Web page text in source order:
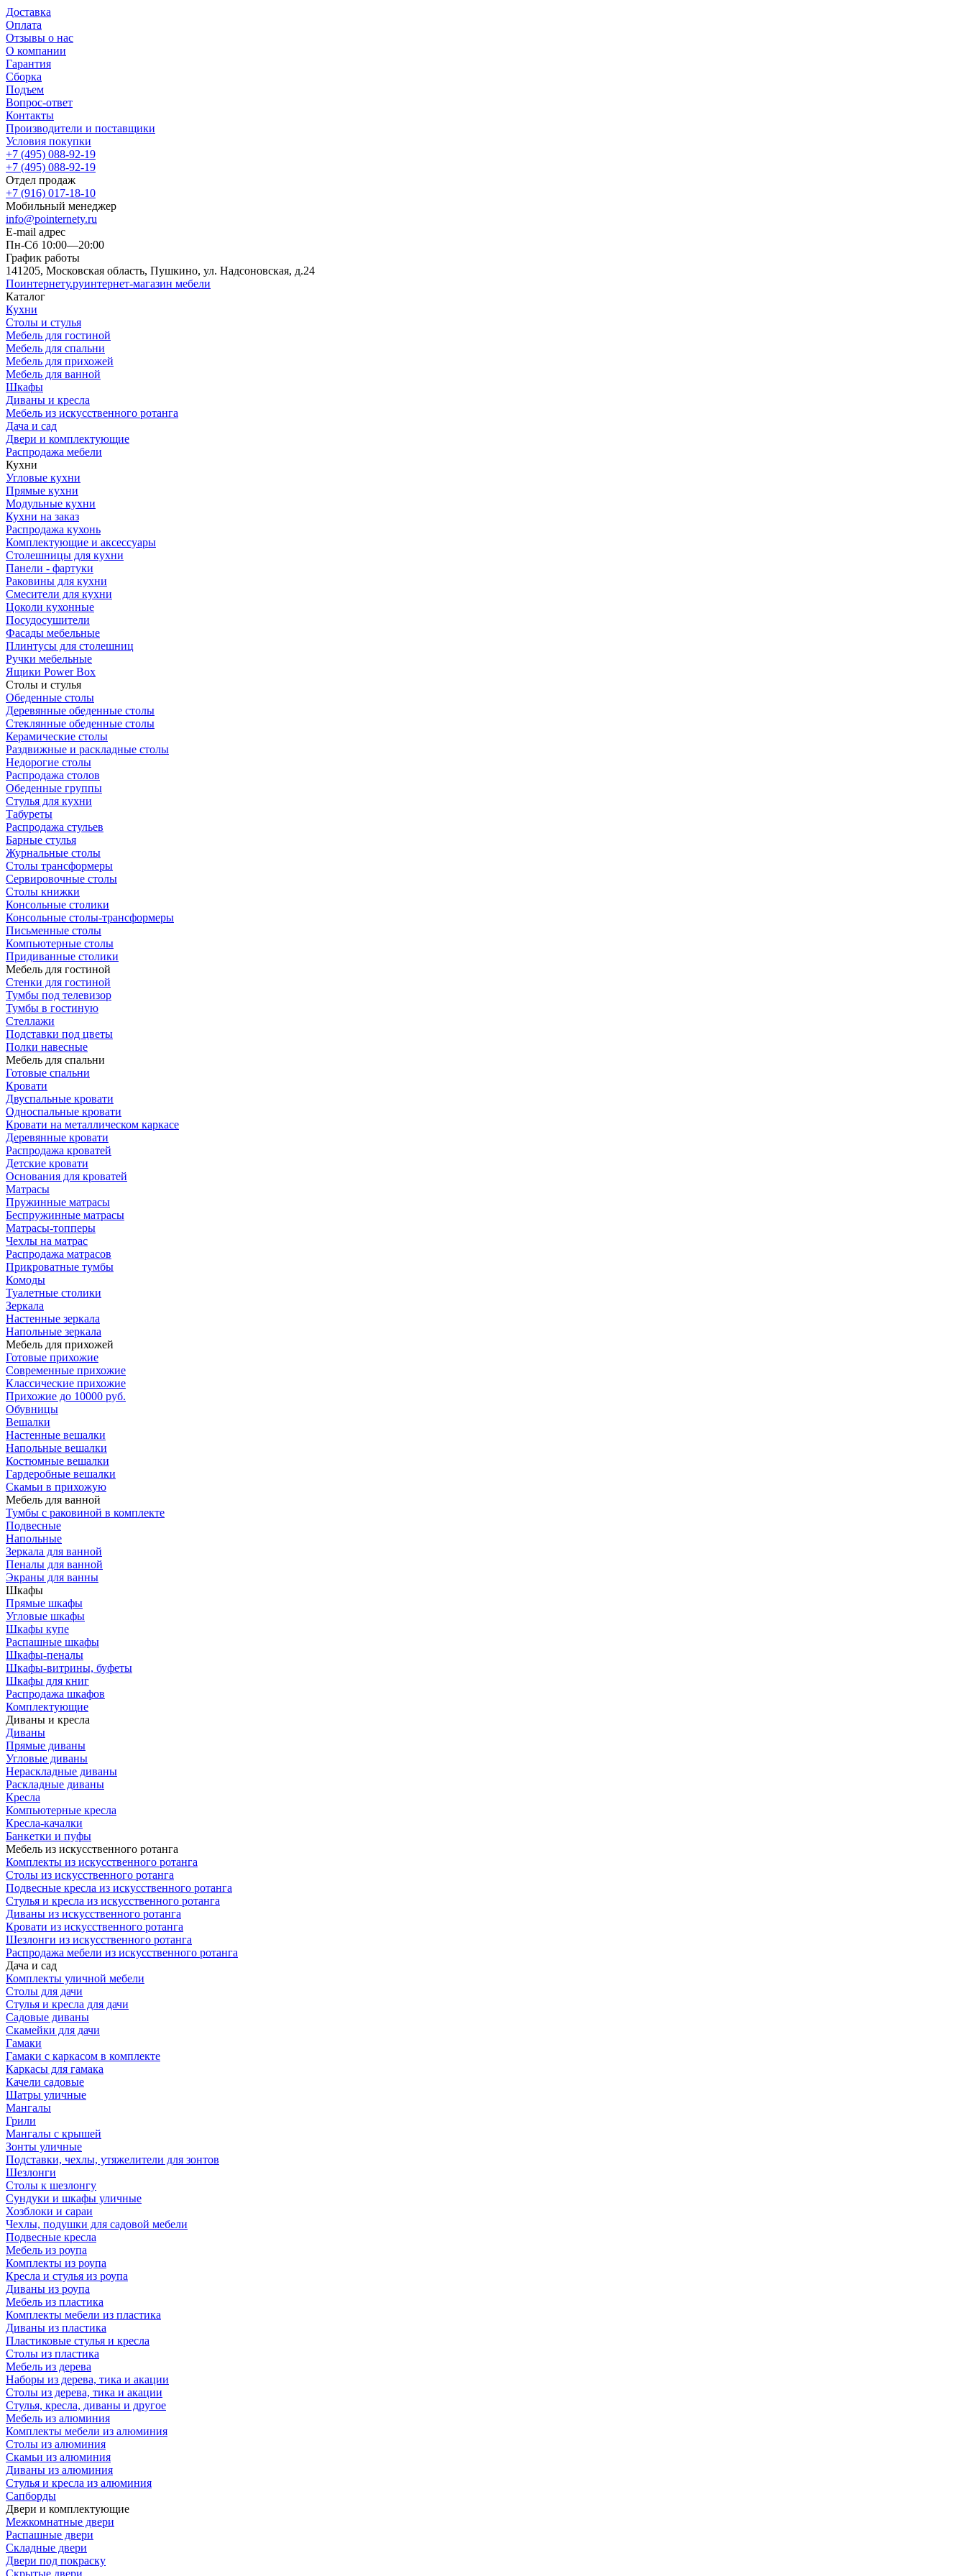
Доставка
Оплата
Отзывы о нас
О компании
Гарантия
Сборка
Подъем
Вопрос-ответ
Контакты
Производители и поставщики
Условия покупки
+7 (495) 088-92-19
+7 (495) 088-92-19
Отдел продаж
+7 (916) 017-18-10
Мобильный менеджер
info@pointernety.ru
E-mail адрес
Пн-Сб 10:00—20:00
График работы
141205, Московская область, Пушкино, ул. Надсоновская, д.24
Поинтернету.руинтернет-магазин мебели
Каталог
Кухни
Столы и стулья
Мебель для гостиной
Мебель для спальни
Мебель для прихожей
Мебель для ванной
Шкафы
Диваны и кресла
Мебель из искусственного ротанга
Дача и сад
Двери и комплектующие
Распродажа мебели
Кухни
Угловые кухни
Прямые кухни
Модульные кухни
Кухни на заказ
Распродажа кухонь
Комплектующие и аксессуары
Столешницы для кухни
Панели - фартуки
Раковины для кухни
Смесители для кухни
Цоколи кухонные
Посудосушители
Фасады мебельные
Плинтусы для столешниц
Ручки мебельные
Ящики Power Box
Столы и стулья
Обеденные столы
Деревянные обеденные столы
Стеклянные обеденные столы
Керамические столы
Раздвижные и раскладные столы
Недорогие столы
Распродажа столов
Обеденные группы
Стулья для кухни
Табуреты
Распродажа стульев
Барные стулья
Журнальные столы
Столы трансформеры
Сервировочные столы
Столы книжки
Консольные столики
Консольные столы-трансформеры
Письменные столы
Компьютерные столы
Придиванные столики
Мебель для гостиной
Стенки для гостиной
Тумбы под телевизор
Тумбы в гостиную
Стеллажи
Подставки под цветы
Полки навесные
Мебель для спальни
Готовые спальни
Кровати
Двуспальные кровати
Односпальные кровати
Кровати на металлическом каркасе
Деревянные кровати
Распродажа кроватей
Детские кровати
Основания для кроватей
Матрасы
Пружинные матрасы
Беспружинные матрасы
Матрасы-топперы
Чехлы на матрас
Распродажа матрасов
Прикроватные тумбы
Комоды
Туалетные столики
Зеркала
Настенные зеркала
Напольные зеркала
Мебель для прихожей
Готовые прихожие
Современные прихожие
Классические прихожие
Прихожие до 10000 руб.
Обувницы
Вешалки
Настенные вешалки
Напольные вешалки
Костюмные вешалки
Гардеробные вешалки
Скамьи в прихожую
Мебель для ванной
Тумбы c раковиной в комплекте
Подвесные
Напольные
Зеркала для ванной
Пеналы для ванной
Экраны для ванны
Шкафы
Прямые шкафы
Угловые шкафы
Шкафы купе
Распашные шкафы
Шкафы-пеналы
Шкафы-витрины, буфеты
Шкафы для книг
Распродажа шкафов
Комплектующие
Диваны и кресла
Диваны
Прямые диваны
Угловые диваны
Нераскладные диваны
Раскладные диваны
Кресла
Компьютерные кресла
Кресла-качалки
Банкетки и пуфы
Мебель из искусственного ротанга
Комплекты из искусственного ротанга
Столы из искусственного ротанга
Подвесные кресла из искусственного ротанга
Стулья и кресла из искусственного ротанга
Диваны из искусственного ротанга
Кровати из искусственного ротанга
Шезлонги из искусственного ротанга
Распродажа мебели из искусственного ротанга
Дача и сад
Комплекты уличной мебели
Столы для дачи
Стулья и кресла для дачи
Садовые диваны
Скамейки для дачи
Гамаки
Гамаки с каркасом в комплекте
Каркасы для гамака
Качели садовые
Шатры уличные
Мангалы
Грили
Мангалы с крышей
Зонты уличные
Подставки, чехлы, утяжелители для зонтов
Шезлонги
Столы к шезлонгу
Сундуки и шкафы уличные
Хозблоки и сараи
Чехлы, подушки для садовой мебели
Подвесные кресла
Мебель из роупа
Комплекты из роупа
Кресла и стулья из роупа
Диваны из роупа
Мебель из пластика
Комплекты мебели из пластика
Диваны из пластика
Пластиковые стулья и кресла
Столы из пластика
Мебель из дерева
Наборы из дерева, тика и акации
Столы из дерева, тика и акации
Стулья, кресла, диваны и другое
Мебель из алюминия
Комплекты мебели из алюминия
Столы из алюминия
Скамьи из алюминия
Диваны из алюминия
Стулья и кресла из алюминия
Сапборды
Двери и комплектующие
Межкомнатные двери
Распашные двери
Складные двери
Двери под покраску
Скрытые двери